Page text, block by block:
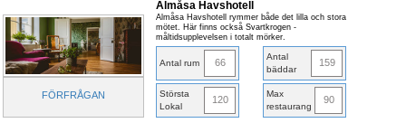
FÖRFRÅGAN
Almåsa Havshotell
Almåsa Havshotell rymmer både det lilla och stora
mötet. Här finns också Svartkrogen -
måltidsupplevelsen i totalt mörker.
Antal rum 66
Antal
bäddar
159
Största
Lokal
120
Max
restaurang
90